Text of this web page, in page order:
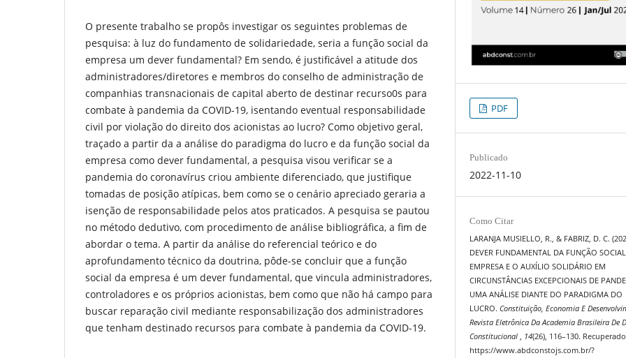
O presente trabalho se propôs investigar os seguintes problemas de
pesquisa: à luz do fundamento de solidariedade, seria a função social da
empresa um dever fundamental? Em sendo, é justificável a atitude dos
administradores/diretores e membros do conselho de administração de
companhias transnacionais de capital aberto de destinar recurso0s para
combate à pandemia da COVID-19, isentando eventual responsabilidade
civil por violação do direito dos acionistas ao lucro? Como objetivo geral,
traçado a partir da a análise do paradigma do lucro e da função social da
empresa como dever fundamental, a pesquisa visou verificar se a
pandemia do coronavírus criou ambiente diferenciado, que justifique
tomadas de posição atípicas, bem como se o cenário apreciado geraria a
isenção de responsabilidade pelos atos praticados. A pesquisa se pautou
no método dedutivo, com procedimento de análise bibliográfica, a fim de
abordar o tema. A partir da análise do referencial teórico e do
aprofundamento técnico da doutrina, pôde-se concluir que a função
social da empresa é um dever fundamental, que vincula administradores,
controladores e os próprios acionistas, bem como que não há campo para
buscar reparação civil mediante responsabilização dos administradores
que tenham destinado recursos para combate à pandemia da COVID-19.
PDF
Publicado
2022-11-10
Como Citar
LARANJA MUSIELLO, R., & FABRIZ, D. C.
DEVER FUNDAMENTAL DA FUNÇÃO
EMPRESA E O AUXÍLIO SOLIDÁRIO EM
CIRCUNSTÂNCIAS EXCEPCIONAIS DE
UMA ANÁLISE DIANTE DO PARADIGMA DO
LUCRO.Constituição, Economia E
Revista Eletrônica Da Academia Brasileira De
Constitucional
14(26), 116–130.
https://www.abdconstojs.com.br/?